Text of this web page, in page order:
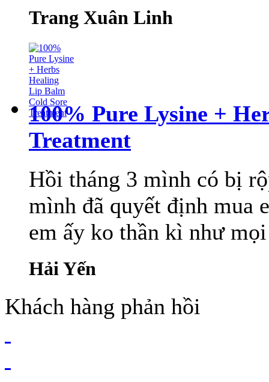
Trang Xuân Linh
100% Pure Lysine +
Treatment
Hồi tháng 3 mình có bị
mình đã quyết định mua
em ấy ko thần kì như
Hải Yến
Khách hàng phản hồi